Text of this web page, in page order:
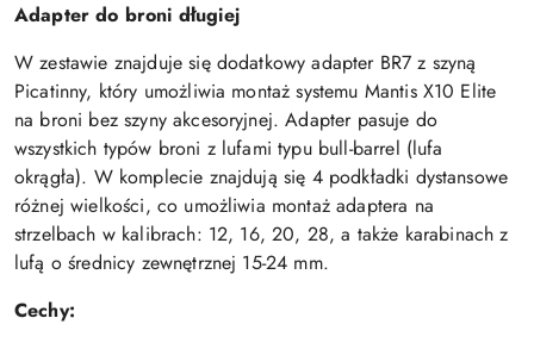
Adapter do broni długiej
W zestawie znajduje się dodatkowy adapter BR7 z szyną
Picatinny, który umożliwia montaż systemu Mantis X10 Elite
na broni bez szyny akcesoryjnej. Adapter pasuje do
wszystkich typów broni z lufami typu bull-barrel (lufa
okrągła). W komplecie znajdują się 4 podkładki dystansowe
różnej wielkości, co umożliwia montaż adaptera na
strzelbach w kalibrach: 12, 16, 20, 28, a także karabinach z
lufą o średnicy zewnętrznej 15-24 mm.
Cechy: